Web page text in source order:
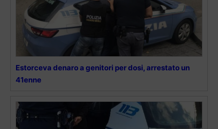
Estorceva denaro a genitori per dosi, arrestato un
41enne